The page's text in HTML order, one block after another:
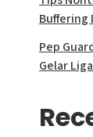
Buffering
Pep
Gelar